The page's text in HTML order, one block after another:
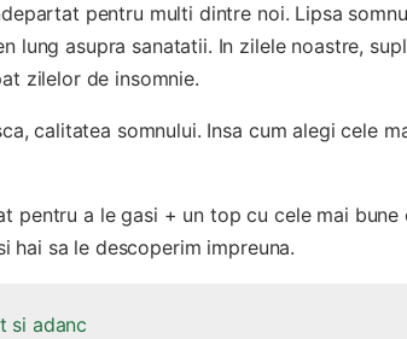
pentru multi dintre noi. Lipsa
lung asupra sanatatii. In zilele noastre,
zilelor de insomnie.
calitatea somnului. Insa cum alegi cele
pentru a le gasi + un top cu cele mai bune
sa le descoperim impreuna.
si adanc